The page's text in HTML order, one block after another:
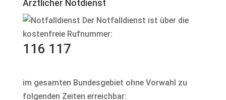
Ärztlicher Notdienst
Der Notfalldienst ist über die
kostenfreie Rufnummer:
116 117
im gesamten Bundesgebiet ohne Vorwahl zu
folgenden Zeiten erreichbar: